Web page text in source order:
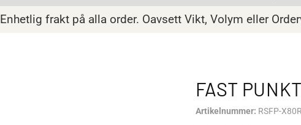
Enhetlig frakt på alla order. Oavsett Vikt, Volym eller
FAST PUNKT
Artikelnummer: RSFP-X80R